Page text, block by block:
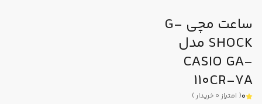
ساعت مچی G-
SHOCK مدل
CASIO GA-
110CR-7A
0
( امتیاز 0 خریدار)